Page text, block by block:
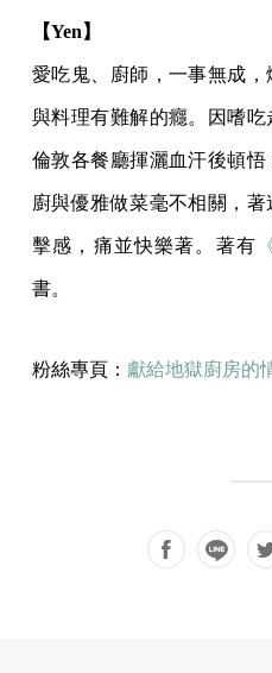
【Yen】
愛吃鬼、廚師，一事無成
與料理有難解的癮。因嗜
倫敦各餐廳揮灑血汗後頓
廚與優雅做菜毫不相關，
擊感，痛並快樂著。著有
書。
粉絲專頁： 獻給地獄廚房的